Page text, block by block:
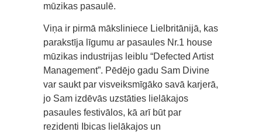
mūzikas pasaulē.
Viņa ir pirmā māksliniece Lielbritānijā, kas
parakstīja līgumu ar pasaules Nr.1 house
mūzikas industrijas leiblu “Defected Artist
Management”. Pēdējo gadu Sam Divine
var saukt par visveiksmīgāko savā karjerā,
jo Sam izdēvās uzstāties lielākajos
pasaules festivālos, kā arī būt par
rezidenti Ibicas lielākajos un